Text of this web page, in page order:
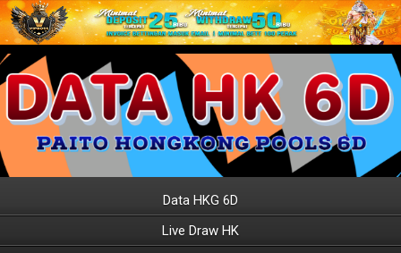
Data HKG 6D
Live Draw HK